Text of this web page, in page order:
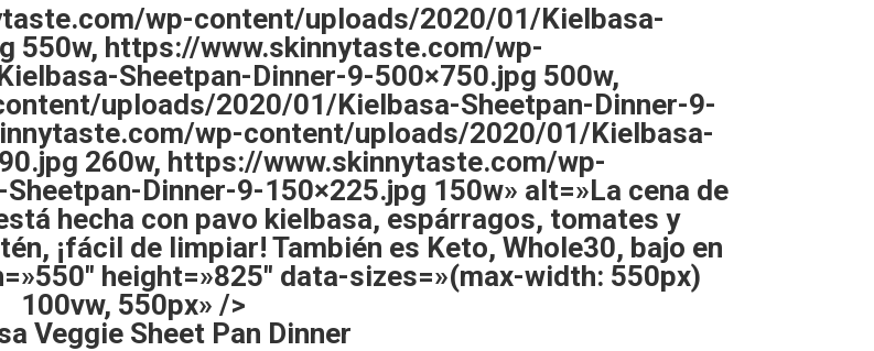
wp-content/uploads/2020/01/Kielbasa-
550w, https://www.skinnytaste.com/wp-
Sheetpan-Dinner-9-500×750.jpg 500w,
uploads/2020/01/Kielbasa-Sheetpan-Dinner-9-
wp-content/uploads/2020/01/Kielbasa-
260w, https://www.skinnytaste.com/wp-
Dinner-9-150×225.jpg 150w» alt=»La cena de
hecha con pavo kielbasa, espárragos, tomates y
¡fácil de limpiar! También es Keto, Whole30, bajo en
height=»825″ data-sizes=»(max-width: 550px)
100vw, 550px» />
Veggie Sheet Pan Dinner